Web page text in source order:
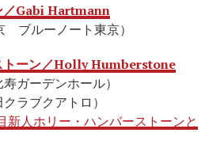
／Gabi Hartmann
ブルーノート東京）
トーン／Holly Humberstone
ガーデンホール）
ラブクアトロ）
新人ホリー・ハンバーストーンと